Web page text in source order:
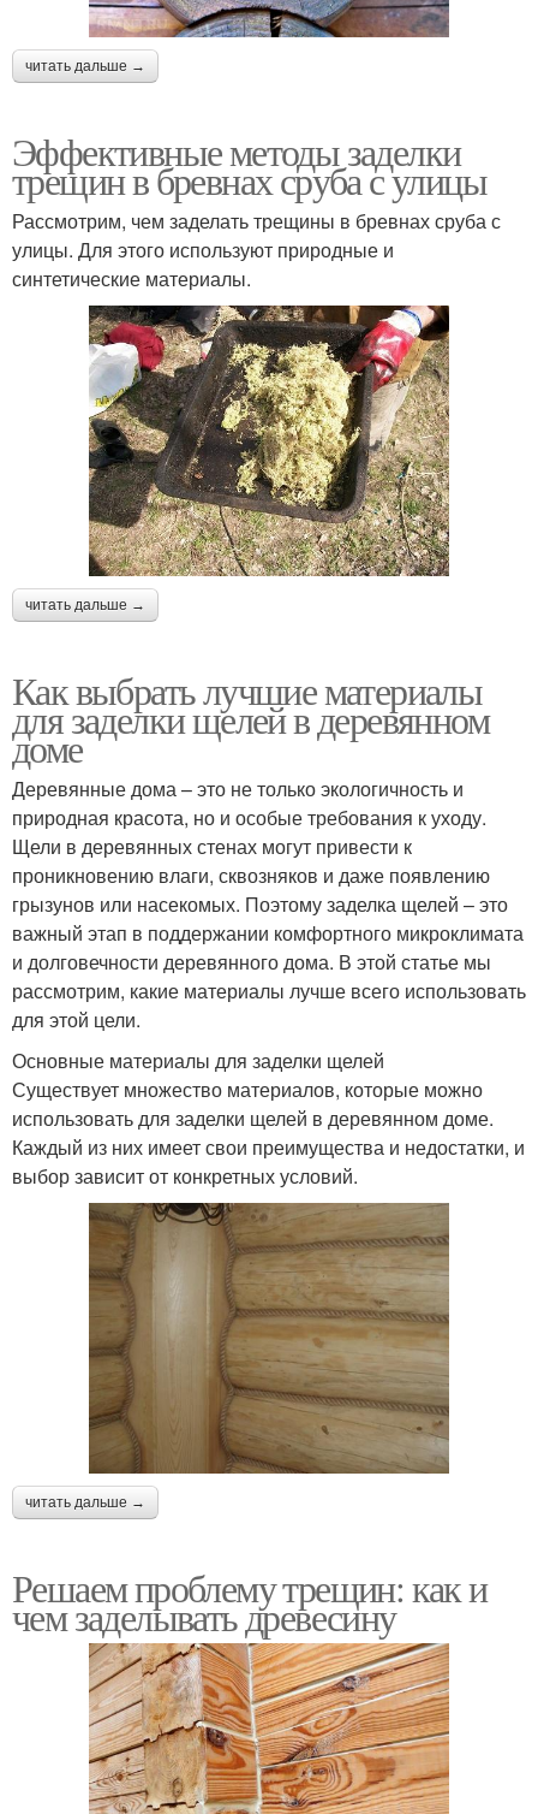
читать дальше →
Эффективные методы заделки
трещин в бревнах сруба с улицы
Рассмотрим, чем заделать трещины в бревнах сруба с
улицы. Для этого используют природные и
синтетические материалы.
читать дальше →
Как выбрать лучшие материалы
для заделки щелей в деревянном
доме
Деревянные дома – это не только экологичность и
природная красота, но и особые требования к уходу.
Щели в деревянных стенах могут привести к
проникновению влаги, сквозняков и даже появлению
грызунов или насекомых. Поэтому заделка щелей – это
важный этап в поддержании комфортного микроклимата
и долговечности деревянного дома. В этой статье мы
рассмотрим, какие материалы лучше всего использовать
для этой цели.
Основные материалы для заделки щелей
Существует множество материалов, которые можно
использовать для заделки щелей в деревянном доме.
Каждый из них имеет свои преимущества и недостатки, и
выбор зависит от конкретных условий.
читать дальше →
Решаем проблему трещин: как и
чем заделывать древесину